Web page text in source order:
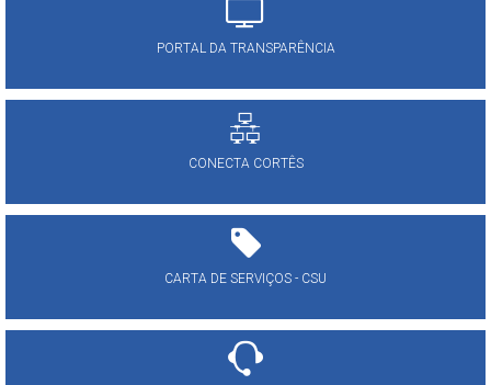
PORTAL DA TRANSPARÊNCIA
CONECTA CORTÊS
CARTA DE SERVIÇOS - CSU